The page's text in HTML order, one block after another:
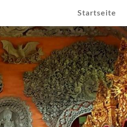
Startseite